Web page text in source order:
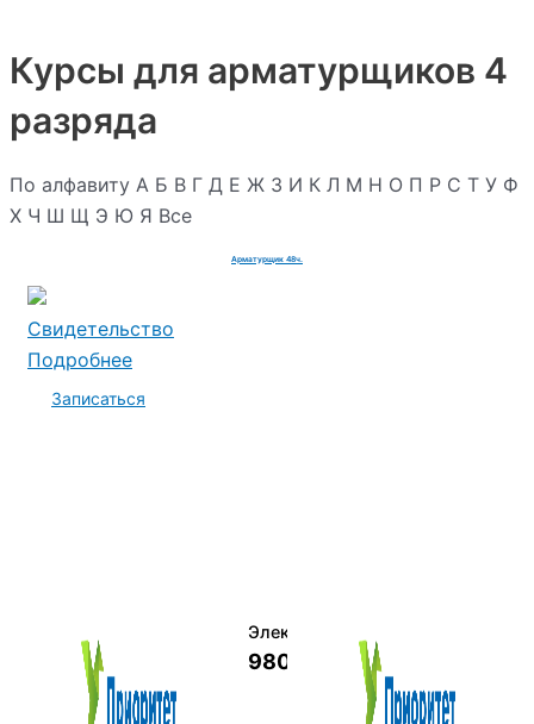
Курсы для арматурщиков 4
разряда
По алфавиту А Б В Г Д Е Ж З И К Л М Н О П Р С Т У Ф
Х Ч Ш Щ Э Ю Я Все
Арматурщик 48ч.
Свидетельство
Подробнее
Записаться
Электромеханик по ремонту и
9800 руб.